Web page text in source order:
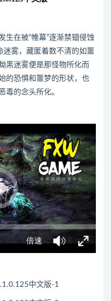
生在被“帷幕”逐渐禁锢侵蚀
迷雾，藏匿着数不清的如噩
黑迷雾便是那怪物所化而
的恐惧和噩梦的形状，也
毒的念头所化。